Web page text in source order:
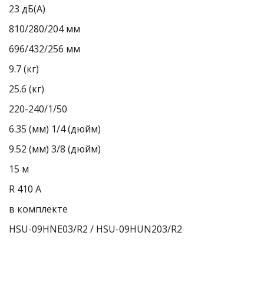
23 дБ(A)
810/280/204 мм
696/432/256 мм
9.7 (кг)
25.6 (кг)
220-240/1/50
6.35 (мм) 1/4 (дюйм)
9.52 (мм) 3/8 (дюйм)
15 м
R 410 А
в комплекте
HSU-09HNE03/R2 / HSU-09HUN203/R2